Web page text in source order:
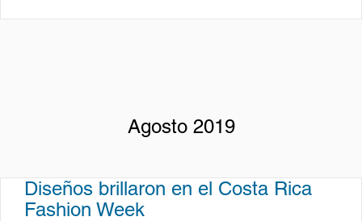
Agosto 2019
Diseños brillaron en el Costa Rica
Fashion Week